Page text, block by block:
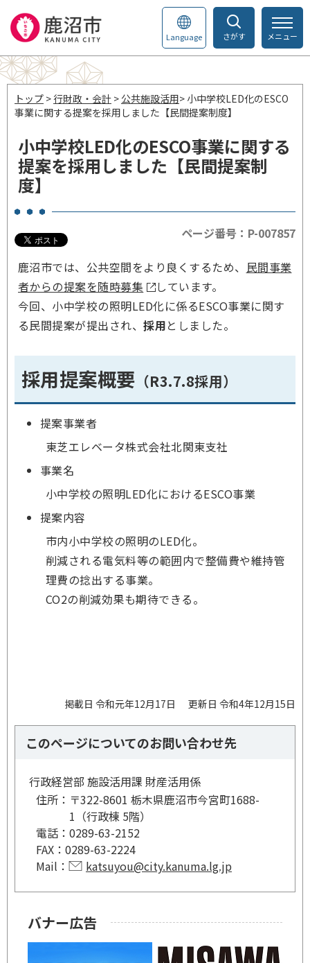
さがす
Language メニュー
トップ >行財政・会計 > 公共施設活用> 小中学校LED化のESCO
事業に関する提案を採用しました【民間提案制度】
小中学校LED化のESCO事業に関する
提案を採用しました【民間提案制
度】
ページ番号：P-007857
鹿沼市では、公共空間をより良くするため、 民間事業
者からの提案を随時募集
しています。
今回、小中学校の照明LED化に係るESCO事業に関す
る民間提案が提出され、採用としました。
採用提案概要 （R3.7.8採用）
提案事業者
東芝エレベータ株式会社北関東支社
事業名
小中学校の照明LED化におけるESCO事業
提案内容
市内小中学校の照明のLED化。
削減される電気料等の範囲内で整備費や維持管
理費の捻出する事業。
CO2の削減効果も期待できる。
掲載日 令和元年12月17日 更新日 令和4年12月15日
このページについてのお問い合わせ先
行政経営部 施設活用課 財産活用係
住所： 〒322-8601 栃木県鹿沼市今宮町1688-
1（行政棟 5階）
電話： 0289-63-2152
FAX： 0289-63-2224
Mail：
katsuyou@city.kanuma.lg.jp
バナー広告